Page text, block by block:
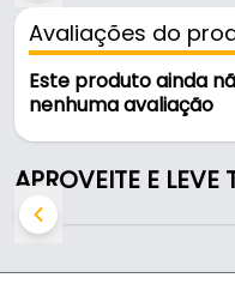
Indicada para cortes
rasgos e encaixes,
usinagem suave,
uniforme em
de 25 mm garante
aplicações em móveis
gavetas e peças de
Com haste de 12 mm
Avaliações do
Este produto ainda
nenhuma avaliação
APROVEITE E LEVE